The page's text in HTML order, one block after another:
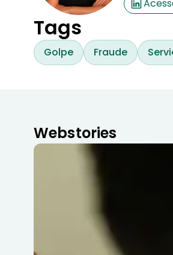
Tags
Golpe Fraude
Webstories